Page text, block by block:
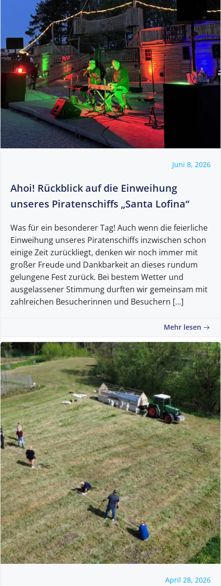
Juni 8, 2026
Ahoi! Rückblick auf die Einweihung
unseres Piratenschiffs „Santa Lofina“
Was für ein besonderer Tag! Auch wenn die feierliche
Einweihung unseres Piratenschiffs inzwischen schon
einige Zeit zurückliegt, denken wir noch immer mit
großer Freude und Dankbarkeit an dieses rundum
gelungene Fest zurück. Bei bestem Wetter und
ausgelassener Stimmung durften wir gemeinsam mit
zahlreichen Besucherinnen und Besuchern […]
Mehr lesen
April 28, 2026